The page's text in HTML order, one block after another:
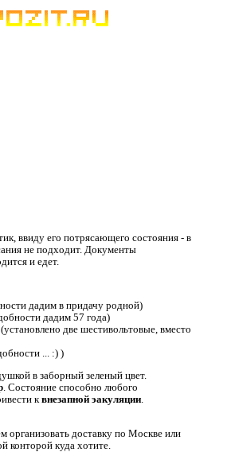
ввиду его потрясающего состояния - в
не подходит. Документы
и едет.
дадим в придачу родной)
дадим 57 года)
две шестивольтовые, вместо
... :) )
в заборный зеленый цвет.
. Состояние способно любого
квнезапной эакуляции.
доставку по Москве или
конторой куда хотите.